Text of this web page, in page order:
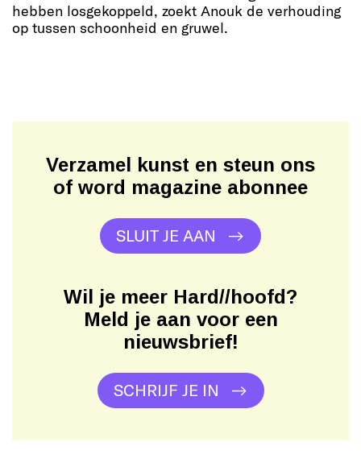
hebben losgekoppeld, zoekt Anouk de verhouding
op tussen schoonheid en gruwel.
Verzamel kunst en steun ons
of word magazine abonnee
SLUIT JE AAN
Wil je meer Hard//hoofd?
Meld je aan voor een
nieuwsbrief!
SCHRIJF JE IN